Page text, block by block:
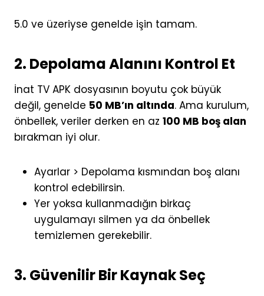
5.0 ve üzeriyse genelde işin tamam.
2. Depolama Alanını Kontrol Et
İnat TV APK dosyasının boyutu çok büyük
değil, genelde 50 MB’ın altında. Ama kurulum,
önbellek, veriler derken en az 100 MB boş alan
bırakman iyi olur.
Ayarlar > Depolama kısmından boş alanı
kontrol edebilirsin.
Yer yoksa kullanmadığın birkaç
uygulamayı silmen ya da önbellek
temizlemen gerekebilir.
3. Güvenilir Bir Kaynak Seç